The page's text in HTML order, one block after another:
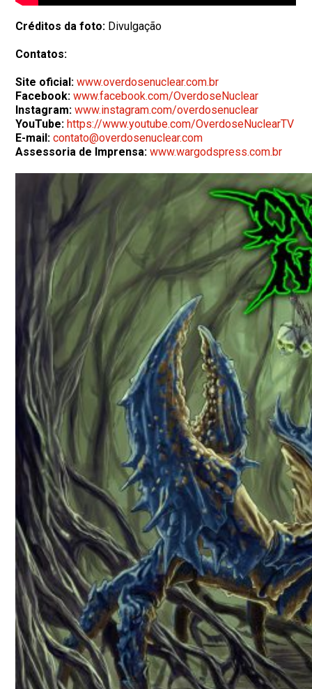
Créditos da foto: Divulgação
Contatos:
Site oficial:www.overdosenuclear.com.br
Facebook:www.facebook.com/OverdoseNuclear
Instagram:www.instagram.com/overdosenuclear
YouTube: https://www.youtube.com/OverdoseNuclearTV
E-mail:contato@overdosenuclear.com
Assessoria de Imprensa:www.wargodspress.com.br